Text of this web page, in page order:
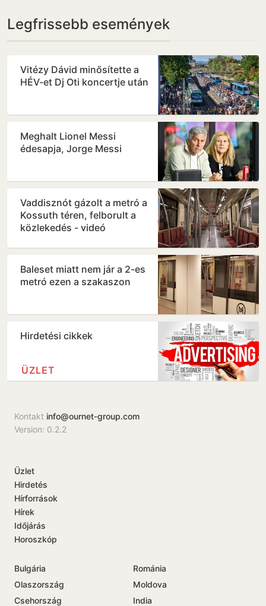
Legfrissebb események
Vitézy Dávid minősítette a
HÉV-et Dj Oti koncertje után
Meghalt Lionel Messi
édesapja, Jorge Messi
Vaddisznót gázolt a metró a
Kossuth téren, felborult a
közlekedés - videó
Baleset miatt nem jár a 2-es
metró ezen a szakaszon
Hirdetési cikkek
ÜZLET
Kontakt info@ournet-group.com
Version: 0.2.2
Üzlet
Hirdetés
Hírforrások
Hírek
Időjárás
Horoszkóp
Bulgária
Románia
Olaszország
Moldova
Csehország
India